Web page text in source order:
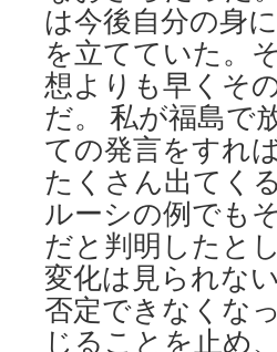
は今後自分の身
を立てていた。
想よりも早くそ
だ。 私が福島で
ての発言をすれ
たくさん出てく
ルーシの例でも
だと判明したと
変化は見られな
否定できなくな
じることを止め